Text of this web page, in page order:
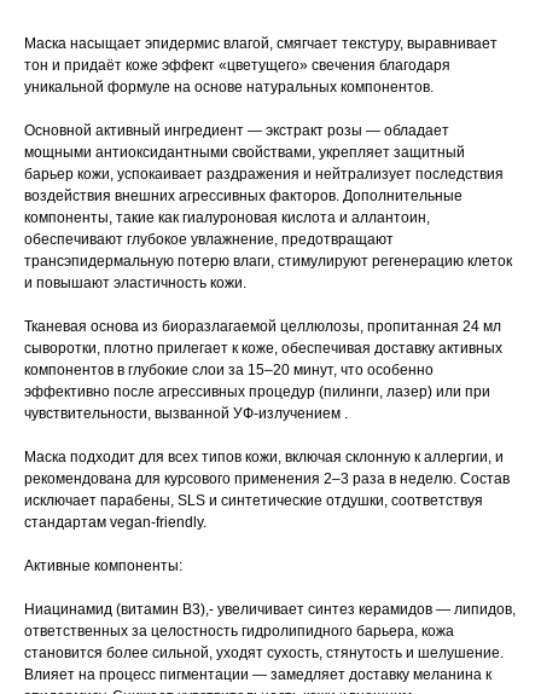
Маска насыщает эпидермис влагой, смягчает текстуру, выравнивает
тон и придаёт коже эффект «цветущего» свечения благодаря
уникальной формуле на основе натуральных компонентов.
Основной активный ингредиент — экстракт розы — обладает
мощными антиоксидантными свойствами, укрепляет защитный
барьер кожи, успокаивает раздражения и нейтрализует последствия
воздействия внешних агрессивных факторов. Дополнительные
компоненты, такие как гиалуроновая кислота и аллантоин,
обеспечивают глубокое увлажнение, предотвращают
трансэпидермальную потерю влаги, стимулируют регенерацию клеток
и повышают эластичность кожи.
Тканевая основа из биоразлагаемой целлюлозы, пропитанная 24 мл
сыворотки, плотно прилегает к коже, обеспечивая доставку активных
компонентов в глубокие слои за 15–20 минут, что особенно
эффективно после агрессивных процедур (пилинги, лазер) или при
чувствительности, вызванной УФ-излучением .
Маска подходит для всех типов кожи, включая склонную к аллергии, и
рекомендована для курсового применения 2–3 раза в неделю. Состав
исключает парабены, SLS и синтетические отдушки, соответствуя
стандартам vegan-friendly.
Активные компоненты:
Ниацинамид (витамин В3),- увеличивает синтез керамидов — липидов,
ответственных за целостность гидролипидного барьера, кожа
становится более сильной, уходят сухость, стянутость и шелушение.
Влияет на процесс пигментации — замедляет доставку меланина к